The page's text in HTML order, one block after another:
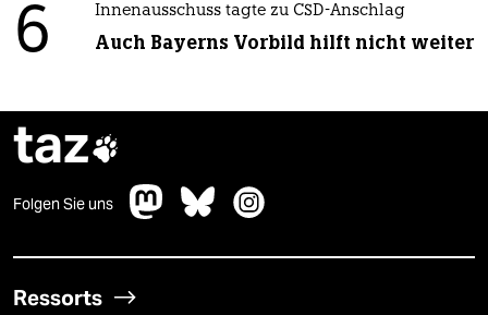
6 Innenausschuss tagte zu CSD-Anschlag
Auch Bayerns Vorbild hilft nicht weiter
taz
Folgen Sie uns
Ressorts